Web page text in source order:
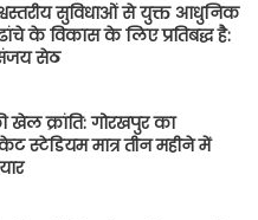
सुविधाओं से युक्त आधुनिक
के विकास के लिए प्रतिबद्ध है:
संजय सेठ
खेल क्रांति: गोरखपुर का
स्टेडियम मात्र तीन महीने में